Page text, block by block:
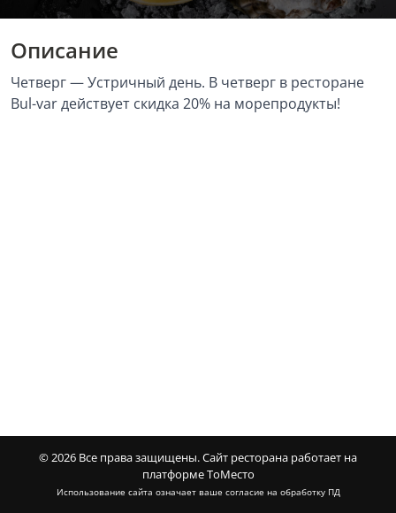
Описание
Четверг — Устричный день. В четверг в ресторане
Bul-var действует скидка 20% на морепродукты!
© 2026 Все права защищены.Сайт ресторана работает на
платформе ТоМесто
Использование сайта означает ваше согласие на обработку ПД